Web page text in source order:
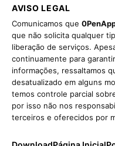
AVISO LEGAL
Comunicamos que
que não solicita qualquer
liberação de serviços.
continuamente para
informações, ressaltamos
desatualizado em alguns
temos controle parcial
por isso não nos
terceiros e oferecidos por